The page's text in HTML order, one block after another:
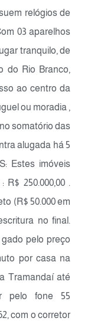
relógios de
03 aparelhos
tranquilo, de
do Rio Branco,
ao centro da
ou moradia ,
somatório das
alugada há 5
Estes imóveis
250.000,00 .
(R$ 50.000 em
no final.
pelo preço
por casa na
Tramandaí até
pelo fone 55
com o corretor